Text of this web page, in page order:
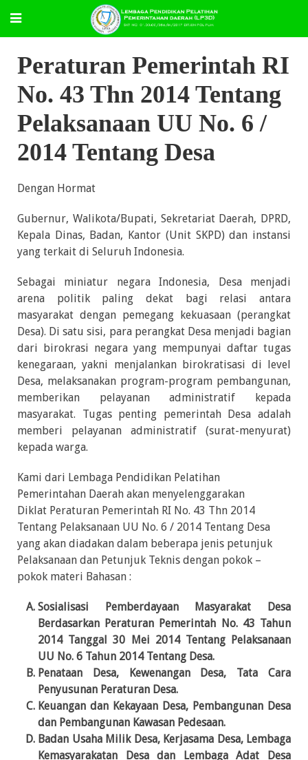
Peraturan Pemerintah RI
No. 43 Thn 2014 Tentang
Pelaksanaan UU No. 6 /
2014 Tentang Desa
Dengan Hormat
Gubernur, Walikota/Bupati, Sekretariat Daerah, DPRD,
Kepala Dinas, Badan, Kantor (Unit SKPD) dan instansi
yang terkait di Seluruh Indonesia.
Sebagai miniatur negara Indonesia, Desa menjadi
arena politik paling dekat bagi relasi antara
masyarakat dengan pemegang kekuasaan (perangkat
Desa). Di satu sisi, para perangkat Desa menjadi bagian
dari birokrasi negara yang mempunyai daftar tugas
kenegaraan, yakni menjalankan birokratisasi di level
Desa, melaksanakan program-program pembangunan,
memberikan pelayanan administratif kepada
masyarakat. Tugas penting pemerintah Desa adalah
memberi pelayanan administratif (surat-menyurat)
kepada warga.
Kami dari Lembaga Pendidikan Pelatihan
Pemerintahan Daerah akan menyelenggarakan
Diklat Peraturan Pemerintah RI No. 43 Thn 2014
Tentang Pelaksanaan UU No. 6 / 2014 Tentang Desa
yang akan diadakan dalam beberapa jenis petunjuk
Pelaksanaan dan Petunjuk Teknis dengan pokok –
pokok materi Bahasan :
Sosialisasi Pemberdayaan Masyarakat Desa
Berdasarkan Peraturan Pemerintah No. 43 Tahun
2014 Tanggal 30 Mei 2014 Tentang Pelaksanaan
UU No. 6 Tahun 2014 Tentang Desa.
Penataan Desa, Kewenangan Desa, Tata Cara
Penyusunan Peraturan Desa.
Keuangan dan Kekayaan Desa, Pembangunan Desa
dan Pembangunan Kawasan Pedesaan.
Badan Usaha Milik Desa, Kerjasama Desa, Lembaga
Kemasyarakatan Desa dan Lembaga Adat Desa